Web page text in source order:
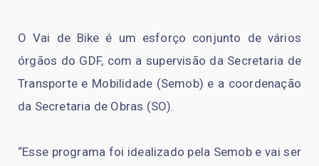
O Vai de Bike é um esforço conjunto de vários
órgãos do GDF, com a supervisão da Secretaria de
Transporte e Mobilidade (Semob) e a coordenação
da Secretaria de Obras (SO).
“Esse programa foi idealizado pela Semob e vai ser